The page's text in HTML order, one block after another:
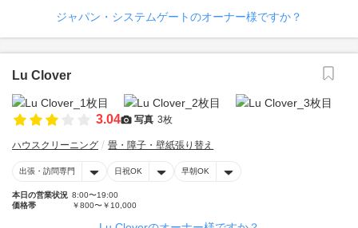
ジャパン・システムゲートのオーナー様ですか？
Lu Clover
3.04 写真 3枚
ハウスクリーニング 畳・障子・壁紙張り替え
出張・訪問専門 日祝OK 早朝OK
本日の営業状況 8:00〜19:00
価格帯
￥800〜￥10,000